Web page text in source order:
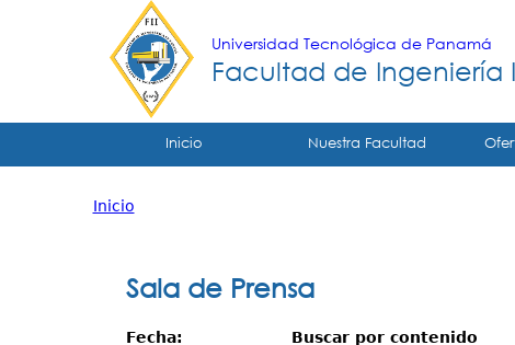
Universidad Tecnológica de Panamá
Facultad de Ingeniería
Tropical
Principal
Inicio Nuestra Facultad
está
Inicio
Sala de Prensa
Fecha: Buscar por contenido